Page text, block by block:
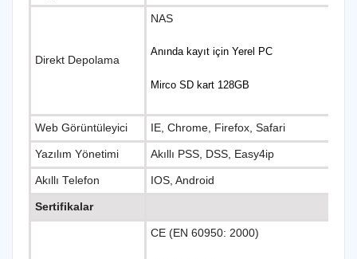
Direkt Depolama
NAS
Anında kayıt için Yerel PC
Mirco SD kart 128GB
Web Görüntüleyici IE, Chrome, Firefox, Safari
Yazılım Yönetimi Akıllı PSS, DSS, Easy4ip
Akıllı Telefon IOS, Android
Sertifikalar
CE (EN 60950: 2000)